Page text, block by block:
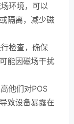
环境，可以
隔离，减少磁
检查，确保
能因磁场干扰
他们对POS
致设备暴露在